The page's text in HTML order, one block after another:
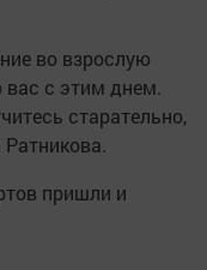
во взрослую
с этим днем.
старательно,
пришли и